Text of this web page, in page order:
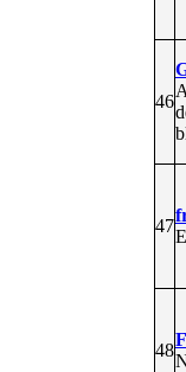
46
47
48